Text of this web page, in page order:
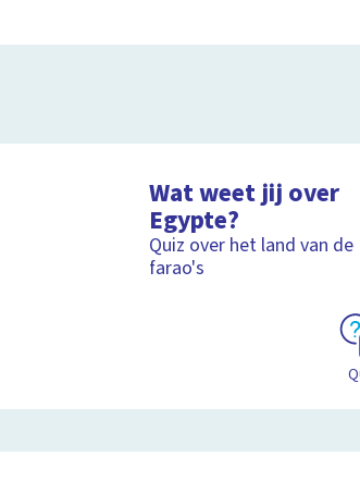
Wat weet jij over
Egypte?
Quiz over het land van de
farao's